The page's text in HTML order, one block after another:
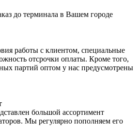
до терминала в Вашем городе
работы с клиентом, специальные
отсрочки оплаты. Кроме того,
партий оптом у нас предусмотрены
большой ассортимент
Мы регулярно пополняем его